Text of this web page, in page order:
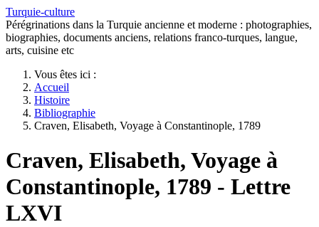
Turquie-culture
Pérégrinations dans la Turquie ancienne et moderne : photographies,
biographies, documents anciens, relations franco-turques, langue,
arts, cuisine etc
Vous êtes ici :
Accueil
Histoire
Bibliographie
Craven, Elisabeth, Voyage à Constantinople, 1789
Craven, Elisabeth, Voyage à
Constantinople, 1789 - Lettre
LXVI